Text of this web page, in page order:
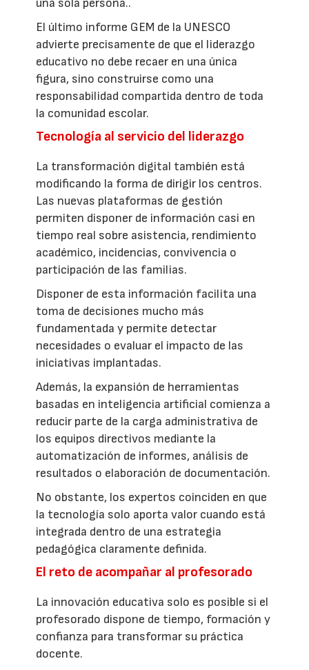
una sola persona..
El último informe GEM de la UNESCO
advierte precisamente de que el liderazgo
educativo no debe recaer en una única
figura, sino construirse como una
responsabilidad compartida dentro de toda
la comunidad escolar.
Tecnología al servicio del liderazgo
La transformación digital también está
modificando la forma de dirigir los centros.
Las nuevas plataformas de gestión
permiten disponer de información casi en
tiempo real sobre asistencia, rendimiento
académico, incidencias, convivencia o
participación de las familias.
Disponer de esta información facilita una
toma de decisiones mucho más
fundamentada y permite detectar
necesidades o evaluar el impacto de las
iniciativas implantadas.
Además, la expansión de herramientas
basadas en inteligencia artificial comienza a
reducir parte de la carga administrativa de
los equipos directivos mediante la
automatización de informes, análisis de
resultados o elaboración de documentación.
No obstante, los expertos coinciden en que
la tecnología solo aporta valor cuando está
integrada dentro de una estrategia
pedagógica claramente definida.
El reto de acompañar al profesorado
La innovación educativa solo es posible si el
profesorado dispone de tiempo, formación y
confianza para transformar su práctica
docente.